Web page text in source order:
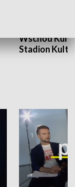
Wschód
Stadion